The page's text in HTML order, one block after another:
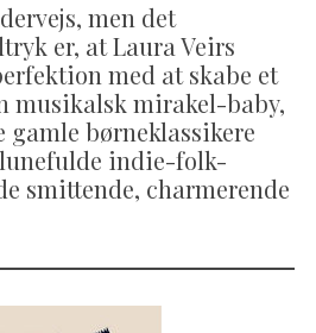
men det
er, at Laura Veirs
med at skabe et
musikalsk mirakel-baby,
gamle børneklassikere
indie-folk-
smittende, charmerende